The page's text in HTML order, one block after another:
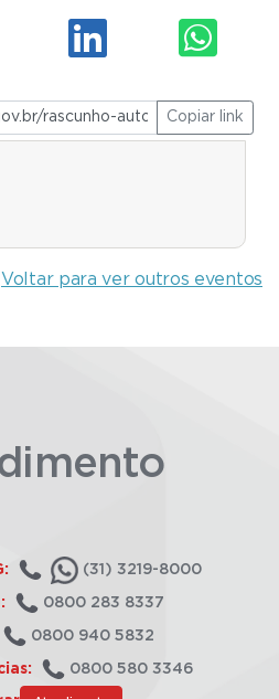
Copiar link
Voltar para ver outros eventos
(31) 3219-8000
0800 283 8337
0800 940 5832
0800 580 3346